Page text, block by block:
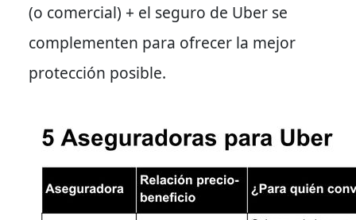
(o comercial) + el seguro de Uber se
complementen para ofrecer la mejor
protección posible.